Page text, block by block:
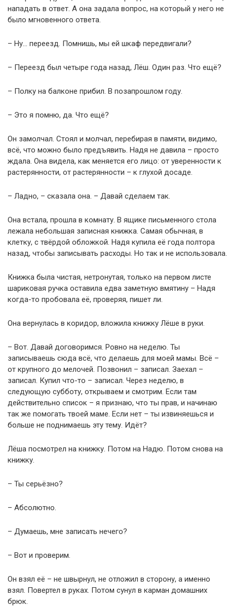
нападать в ответ. А она задала вопрос, на который у него не
было мгновенного ответа.
– Ну… переезд. Помнишь, мы ей шкаф передвигали?
– Переезд был четыре года назад, Лёш. Один раз. Что ещё?
– Полку на балконе прибил. В позапрошлом году.
– Это я помню, да. Что ещё?
Он замолчал. Стоял и молчал, перебирая в памяти, видимо,
всё, что можно было предъявить. Надя не давила – просто
ждала. Она видела, как меняется его лицо: от уверенности к
растерянности, от растерянности – к глухой досаде.
– Ладно, – сказала она. – Давай сделаем так.
Она встала, прошла в комнату. В ящике письменного стола
лежала небольшая записная книжка. Самая обычная, в
клетку, с твёрдой обложкой. Надя купила её года полтора
назад, чтобы записывать расходы. Но так и не использовала.
Книжка была чистая, нетронутая, только на первом листе
шариковая ручка оставила едва заметную вмятину – Надя
когда-то пробовала её, проверяя, пишет ли.
Она вернулась в коридор, вложила книжку Лёше в руки.
– Вот. Давай договоримся. Ровно на неделю. Ты
записываешь сюда всё, что делаешь для моей мамы. Всё –
от крупного до мелочей. Позвонил – записал. Заехал –
записал. Купил что-то – записал. Через неделю, в
следующую субботу, открываем и смотрим. Если там
действительно список – я признаю, что ты прав, и начинаю
так же помогать твоей маме. Если нет – ты извиняешься и
больше не поднимаешь эту тему. Идёт?
Лёша посмотрел на книжку. Потом на Надю. Потом снова на
книжку.
– Ты серьёзно?
– Абсолютно.
– Думаешь, мне записать нечего?
– Вот и проверим.
Он взял её – не швырнул, не отложил в сторону, а именно
взял. Повертел в руках. Потом сунул в карман домашних
брюк.